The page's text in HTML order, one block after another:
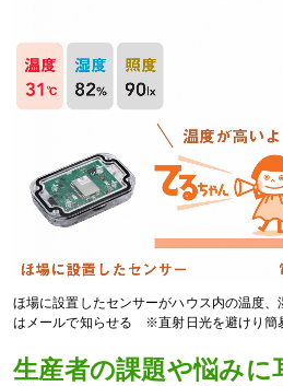
ほ場に設置したセンサーがハウス内の温度
はメールで知らせる ※直射日光を避けり簡
生産者の課題や悩みに